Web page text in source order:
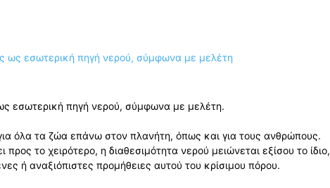
εσωτερική πηγή νερού, σύμφωνα με μελέτη.
όλα τα ζώα επάνω στον πλανήτη, όπως και για τους ανθρώπους.
το χειρότερο, η διαθεσιμότητα νερού μειώνεται εξίσου το ίδιο,
ή αναξιόπιστες προμήθειες αυτού του κρίσιμου πόρου.